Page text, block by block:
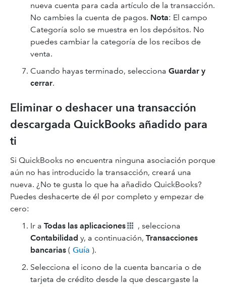
nueva cuenta para cada artículo de la transacción.
No cambies la cuenta de pagos. Nota: El campo
Categoría solo se muestra en los depósitos. No
puedes cambiar la categoría de los recibos de
venta.
Cuando hayas terminado, selecciona Guardar y
cerrar.
Eliminar o deshacer una transacción
descargada QuickBooks añadido para
ti
Si QuickBooks no encuentra ninguna asociación porque
aún no has introducido la transacción, creará una
nueva. ¿No te gusta lo que ha añadido QuickBooks?
Puedes deshacerte de él por completo y empezar de
cero:
Ir a Todas las aplicaciones
, selecciona
Contabilidad y, a continuación, Transacciones
bancarias ( Guía ).
Selecciona el icono de la cuenta bancaria o de
tarjeta de crédito desde la que descargaste la